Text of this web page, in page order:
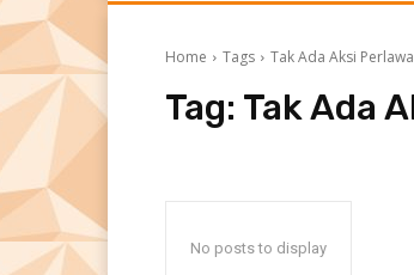
Home Tags Tak Ada Aksi
Tag: Tak Ada
No posts to display